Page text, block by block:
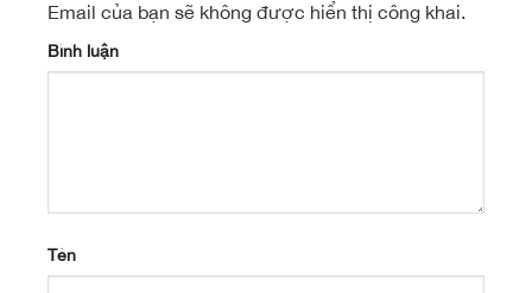
Email của bạn sẽ không được hiển thị công khai.
Bình luận
Tên